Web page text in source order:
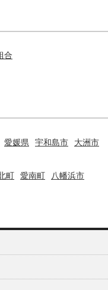
合
愛媛県 宇和島市 大洲市
町 愛南町 八幡浜市